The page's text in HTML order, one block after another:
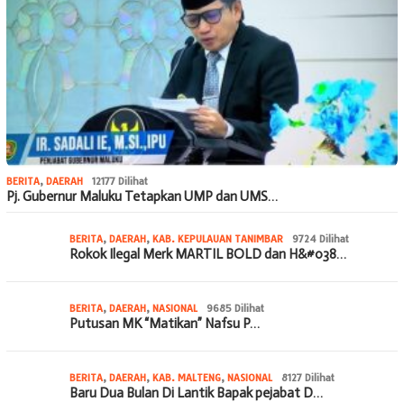
BERITA, DAERAH 12177 Dilihat
Pj. Gubernur Maluku Tetapkan UMP dan UMS…
BERITA, DAERAH, KAB. KEPULAUAN TANIMBAR 9724 Dilihat
Rokok Ilegal Merk MARTIL BOLD dan H&#038…
BERITA, DAERAH, NASIONAL 9685 Dilihat
Putusan MK “Matikan” Nafsu P…
BERITA, DAERAH, KAB. MALTENG, NASIONAL 8127 Dilihat
Baru Dua Bulan Di Lantik Bapak pejabat D…